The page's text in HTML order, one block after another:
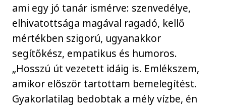
ami egy jó tanár ismérve: szenvedélye,
elhivatottsága magával ragadó, kellő
mértékben szigorú, ugyanakkor
segítőkész, empatikus és humoros.
„Hosszú út vezetett idáig is. Emlékszem,
amikor először tartottam bemelegítést.
Gyakorlatilag bedobtak a mély vízbe, én